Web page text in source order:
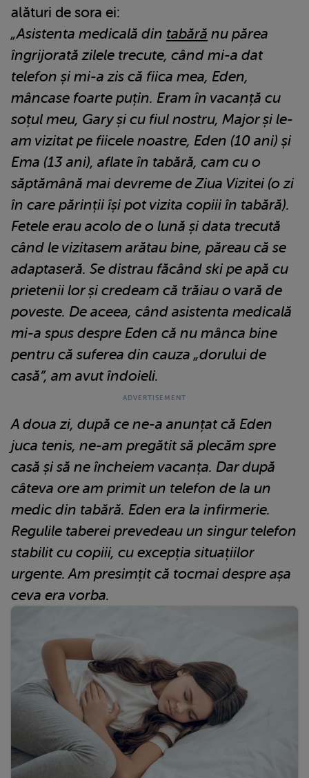
alături de sora ei:
„Asistenta medicală din tabără nu părea
îngrijorată zilele trecute, când mi-a dat
telefon și mi-a zis că fiica mea, Eden,
mâncase foarte puțin. Eram în vacanță cu
soțul meu, Gary și cu fiul nostru, Major și le-
am vizitat pe fiicele noastre, Eden (10 ani) și
Ema (13 ani), aflate în tabără, cam cu o
săptămână mai devreme de Ziua Vizitei (o zi
în care părinții își pot vizita copiii în tabără).
Fetele erau acolo de o lună și data trecută
când le vizitasem arătau bine, păreau că se
adaptaseră. Se distrau făcând ski pe apă cu
prietenii lor și credeam că trăiau o vară de
poveste. De aceea, când asistenta medicală
mi-a spus despre Eden că nu mânca bine
pentru că suferea din cauza „dorului de
casă”, am avut îndoieli.
A doua zi, după ce ne-a anunțat că Eden
juca tenis, ne-am pregătit să plecăm spre
casă și să ne încheiem vacanța. Dar după
câteva ore am primit un telefon de la un
medic din tabără. Eden era la infirmerie.
Regulile taberei prevedeau un singur telefon
stabilit cu copiii, cu excepția situațiilor
urgente. Am presimțit că tocmai despre așa
ceva era vorba.